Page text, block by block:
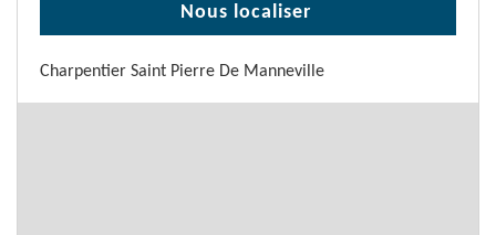
Nous localiser
Charpentier Saint Pierre De Manneville